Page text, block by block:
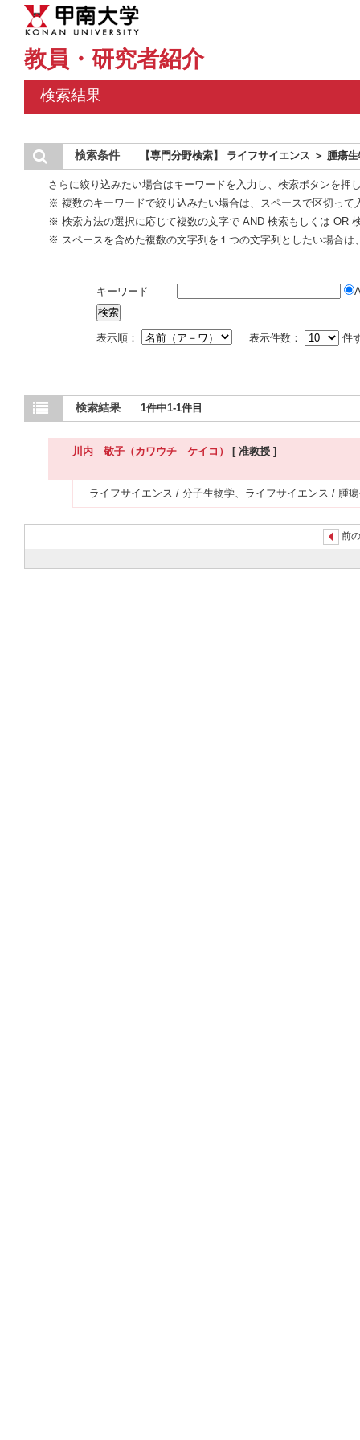
教員・研究者紹介
検索結果
検索条件 【専門分野検索】 ライフサイエンス ＞ 腫瘍
さらに絞り込みたい場合はキーワードを入力し、検索ボタンを押
※ 複数のキーワードで絞り込みたい場合は、スペースで区切って
※ 検索方法の選択に応じて複数の文字で AND 検索もしくは OR
※ スペースを含めた複数の文字列を１つの文字列としたい場合は
キーワード
表示順： 表示件数： 件
検索結果 1件中1-1件目
川内 敬子（カワウチ ケイコ） [ 准教授 ]
ライフサイエンス / 分子生物学、ライフサイエンス / 腫
前